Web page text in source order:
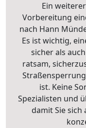
Ein
Vorbereitung
nach Hann
Es ist wichtig,
sicher als auch
ratsam,
ist. Keine
Spezialisten und
damit Sie sich